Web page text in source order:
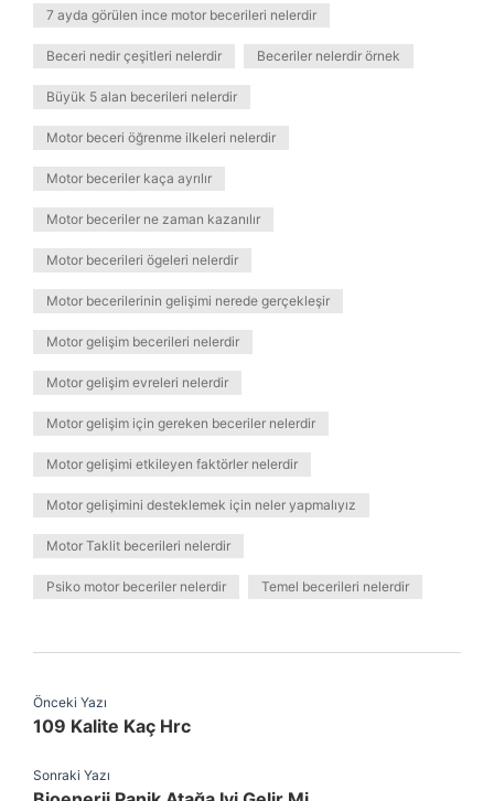
7 ayda görülen ince motor becerileri nelerdir
Beceri nedir çeşitleri nelerdir Beceriler nelerdir örnek
Büyük 5 alan becerileri nelerdir
Motor beceri öğrenme ilkeleri nelerdir
Motor beceriler kaça ayrılır
Motor beceriler ne zaman kazanılır
Motor becerileri ögeleri nelerdir
Motor becerilerinin gelişimi nerede gerçekleşir
Motor gelişim becerileri nelerdir
Motor gelişim evreleri nelerdir
Motor gelişim için gereken beceriler nelerdir
Motor gelişimi etkileyen faktörler nelerdir
Motor gelişimini desteklemek için neler yapmalıyız
Motor Taklit becerileri nelerdir
Psiko motor beceriler nelerdir Temel becerileri nelerdir
Önceki Yazı
109 Kalite Kaç Hrc
Sonraki Yazı